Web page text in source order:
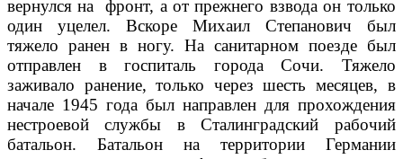
вернулся на фронт, а от прежнего взвода он только
один уцелел. Вскоре Михаил Степанович был
тяжело ранен в ногу. На санитарном поезде был
отправлен в госпиталь города Сочи. Тяжело
заживало ранение, только через шесть месяцев, в
начале 1945 года был направлен для прохождения
нестроевой службы в Сталинградский рабочий
батальон. Батальон на территории Германии